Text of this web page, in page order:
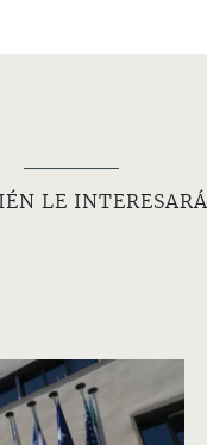
LE INTERESARÁ